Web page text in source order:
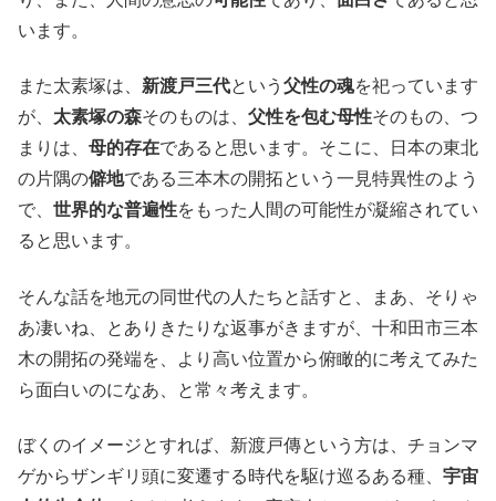
います。
また太素塚は、 新渡戸三代という 父性の魂を祀っています
が、 太素塚の森そのものは、 父性を包む母性そのもの、つ
まりは、 母的存在であると思います。そこに、日本の東北
の片隅の僻地である三本木の開拓という一見特異性のよう
で、 世界的な普遍性をもった人間の可能性が凝縮されてい
ると思います。
そんな話を地元の同世代の人たちと話すと、まあ、そりゃ
あ凄いね、とありきたりな返事がきますが、十和田市三本
木の開拓の発端を、より高い位置から俯瞰的に考えてみた
ら面白いのになあ、と常々考えます。
ぼくのイメージとすれば、新渡戸傳という方は、チョンマ
ゲからザンギリ頭に変遷する時代を駆け巡るある種、 宇宙